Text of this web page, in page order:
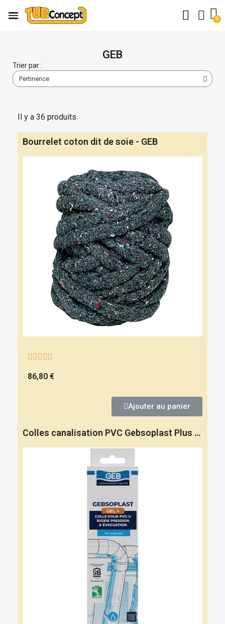
GEB
Trier par :
Il y a 36 produits.
Bourrelet coton dit de soie - GEB
    
86,80 €
Ajouter au panier
Colles canalisation PVC Gebsoplast Plus - GEB